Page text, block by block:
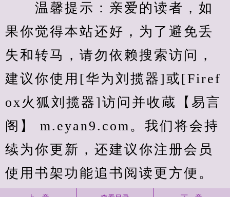
温馨提示：亲爱的读者，如
果你觉得本站还好，为了避免丢
失和转马，请勿依赖搜索访问，
建议你使用[华为刘揽器]或[Firef
ox火狐刘揽器]访问并收蔵【易言
阁】 m.eyan9.com。我们将会持
续为你更新，还建议你注册会员
使用书架功能追书阅读更方便。